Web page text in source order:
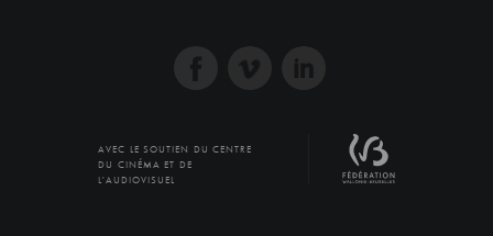
AVEC LE SOUTIEN DU CENTRE
DU CINÉMA ET DE
L'AUDIOVISUEL